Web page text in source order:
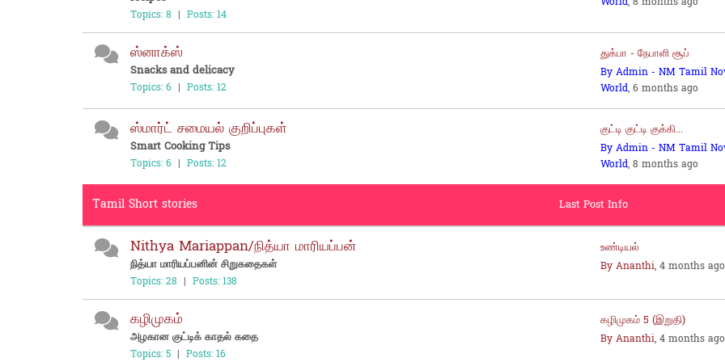
Topics: 8 | Posts: 14
ஸ்னாக்ஸ்
Snacks and delicacy
Topics: 6 | Posts: 12
துக்பா - நேபாளி சூப்
By Admin - NM Tamil
World, 6 months ago
ஸ்மார்ட் சமையல் குறிப்புகள்
Smart Cooking Tips
Topics: 6 | Posts: 12
குட்டி குட்டி குக்கி...
By Admin - NM Tamil
World, 8 months ago
Tamil Short stories Last Post Info
Nithya Mariappan/நித்யா மாரியப்பன்
நித்யா மாரியப்பனின் சிறுகதைகள்
Topics: 28 | Posts: 138
உண்டியல்
By Ananthi, 4 months ago
கழிமுகம்
அழகான குட்டிக் காதல் கதை
Topics: 5 | Posts: 16
கழிமுகம் 5 (இறுதி)
By Ananthi, 4 months ago